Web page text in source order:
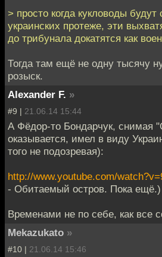
> просто когда кукловоды будут
украинских протеже, эти
до трибунала докатятся как
Тогда там ещё не одну тысячу
розыск.
Alexander F. »
#9 | 21.06.14 15:44
А Фёдор-то Бондарчук, снимая
оказывается, имел в виду
того не подозревая):
http://www.youtube.com/
- Обитаемый остров. Пока ещё.)
Временами не по себе, как все
Mekazukato »
#10 | 21.06.14 15:46